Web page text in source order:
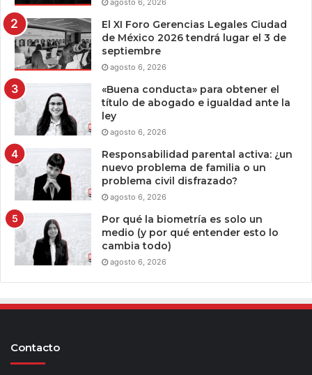
agosto 6, 2026
El XI Foro Gerencias Legales Ciudad
de México 2026 tendrá lugar el 3 de
septiembre
agosto 6, 2026
«Buena conducta» para obtener el
título de abogado e igualdad ante la
ley
agosto 6, 2026
Responsabilidad parental activa: ¿un
nuevo problema de familia o un
problema civil disfrazado?
agosto 6, 2026
Por qué la biometría es solo un
medio (y por qué entender esto lo
cambia todo)
agosto 6, 2026
Contacto